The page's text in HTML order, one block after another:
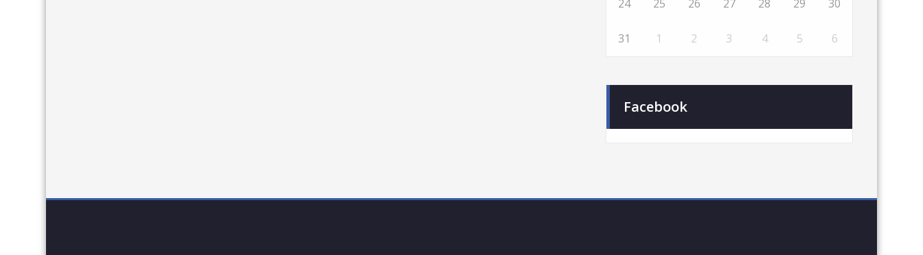
24 25 26 27 28 29 30
31 1 2 3 4 5 6
Facebook